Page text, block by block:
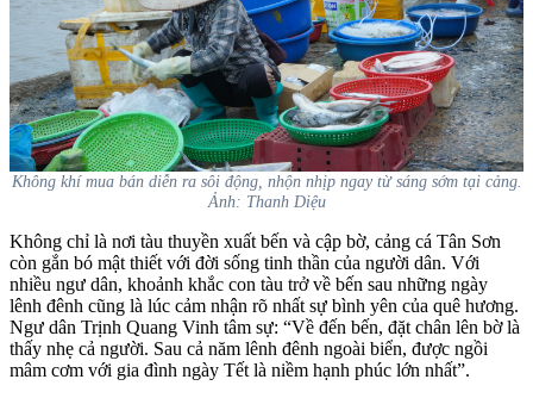
Không khí mua bán diễn ra sôi động, nhộn nhịp ngay từ sáng sớm tại cảng.
Ảnh: Thanh Diệu
Không chỉ là nơi tàu thuyền xuất bến và cập bờ, cảng cá Tân Sơn
còn gắn bó mật thiết với đời sống tinh thần của người dân. Với
nhiều ngư dân, khoảnh khắc con tàu trở về bến sau những ngày
lênh đênh cũng là lúc cảm nhận rõ nhất sự bình yên của quê hương.
Ngư dân Trịnh Quang Vinh tâm sự: “Về đến bến, đặt chân lên bờ là
thấy nhẹ cả người. Sau cả năm lênh đênh ngoài biển, được ngồi
mâm cơm với gia đình ngày Tết là niềm hạnh phúc lớn nhất”.